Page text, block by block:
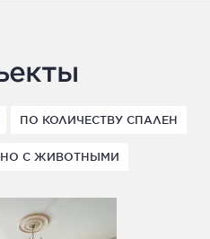
ПО КОЛИЧЕСТВУ СПАЛЕН
С ЖИВОТНЫМИ